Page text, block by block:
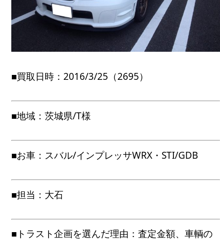
■買取日時：2016/3/25（2695）
■地域：茨城県/T様
■お車：スバル/インプレッサWRX・STI/GDB
■担当：大石
■トラスト企画を選んだ理由：査定金額、車輌の